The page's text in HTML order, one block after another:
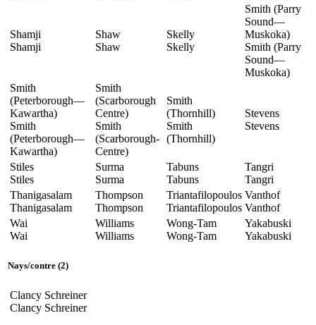
Shamji
Shamji
Shaw
Shaw
Skelly
Skelly
Smith (Parry
Sound—
Muskoka)
Smith (Parry
Sound—
Muskoka)
Smith
(Peterborough—
Kawartha)
Smith
(Peterborough—
Kawartha)
Smith
(Scarborough
Centre)
Smith
(Scarborough-
Centre)
Smith
(Thornhill)
Smith
(Thornhill)
Stevens
Stevens
Stiles
Stiles
Surma
Surma
Tabuns
Tabuns
Tangri
Tangri
Thanigasalam
Thanigasalam
Thompson
Thompson
Triantafilopoulos
Triantafilopoulos
Vanthof
Vanthof
Wai
Wai
Williams
Williams
Wong-Tam
Wong-Tam
Yakabuski
Yakabuski
Nays/contre (2)
Clancy
Clancy
Schreiner
Schreiner